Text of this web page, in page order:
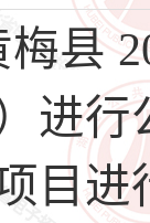
县
进
目